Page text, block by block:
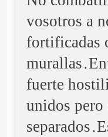
vosotros a
fortificadas
fuerte
unidos pero